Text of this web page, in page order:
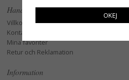
Handla
Villkor
Kontakta oss
Mina favoriter
Retur och Reklamation
Information
OKEJ